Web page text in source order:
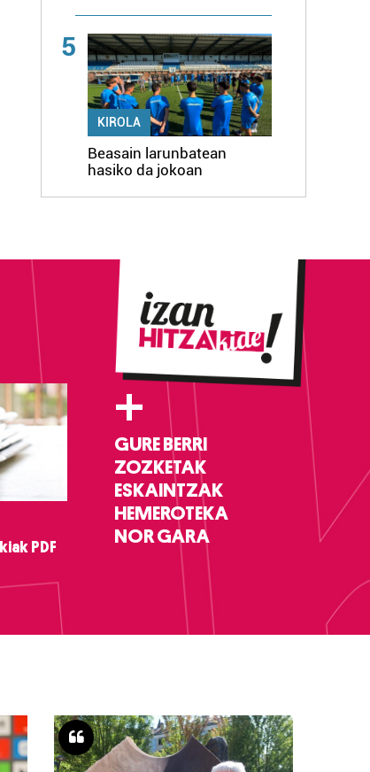
5
KIROLA
Beasain larunbatean
hasiko da jokoan
PDF
+
GURE BERRI
ZOZKETAK
ESKAINTZAK
HEMEROTEKA
NOR GARA